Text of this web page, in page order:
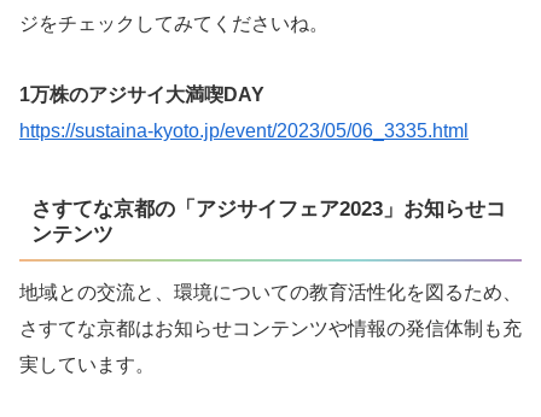
ジをチェックしてみてくださいね。
1万株のアジサイ大満喫DAY
https://sustaina-kyoto.jp/event/2023/05/06_3335.html
さすてな京都の「アジサイフェア2023」お知らせコ
ンテンツ
地域との交流と、環境についての教育活性化を図るため、
さすてな京都はお知らせコンテンツや情報の発信体制も充
実しています。